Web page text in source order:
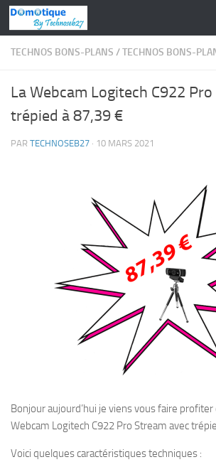
Skip to content
TECHNOS BONS-PLANS /TECHNOS BONS-
La Webcam Logitech C922
trépied à 87,39 €
PAR TECHNOSEB27 · 10 MARS 2021
Bonjour aujourd’hui je viens vous faire profiter
Webcam Logitech C922 Pro Stream avec
Voici quelques caractéristiques techniques :